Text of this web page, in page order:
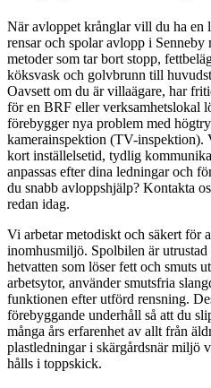
När avloppet krånglar vill du ha en
rensar och spolar avlopp i Senneby
metoder som tar bort stopp,
köksvask och golvbrunn till
Oavsett om du är villaägare, har
för en BRF eller verksamhetslokal
förebygger nya problem med
kamerainspektion (TV-inspektion).
kort inställelsetid, tydlig
anpassas efter dina ledningar och
du snabb avloppshjälp? Kontakta
redan idag.
Vi arbetar metodiskt och säkert för
inomhusmiljö. Spolbilen är
hetvatten som löser fett och smuts
arbetsytor, använder smutsfria
funktionen efter utförd rensning.
förebyggande underhåll så att du
många års erfarenhet av allt från
plastledningar i skärgårdsnär miljö
hålls i toppskick.